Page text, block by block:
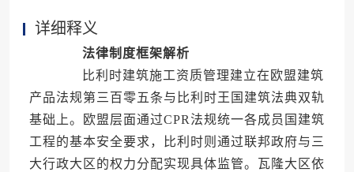
详细释义
法律制度框架解析
比利时建筑施工资质管理建立在欧盟建筑
产品法规第三百零五条与比利时王国建筑法典双轨
基础上。欧盟层面通过CPR法规统一各成员国建筑
工程的基本安全要求，比利时则通过联邦政府与三
大行政大区的权力分配实现具体监管。瓦隆大区依